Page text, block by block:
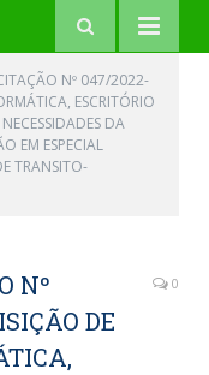
Nº 047/2022-
ESCRITÓRIO
DA
EM ESPECIAL
TRANSITO-
Nº
DE
0